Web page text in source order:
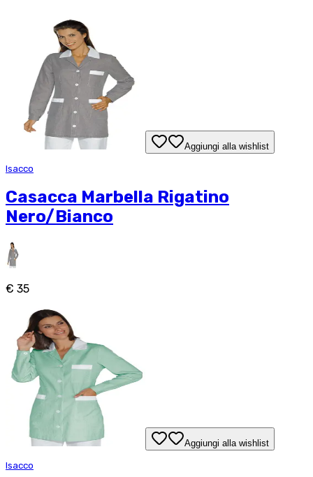
Aggiungi alla wishlist
Isacco
Casacca Marbella Rigatino
Nero/Bianco
€ 35
Aggiungi alla wishlist
Isacco